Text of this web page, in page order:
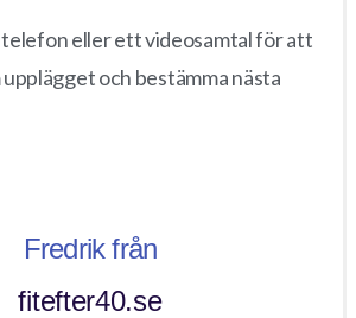
telefon eller ett videosamtal för att
upplägget och bestämma nästa
Fredrik från
fitefter40.se